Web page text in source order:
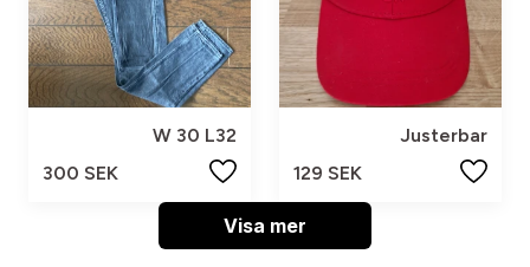
W 30 L32
300 SEK
Justerbar
129 SEK
Visa mer